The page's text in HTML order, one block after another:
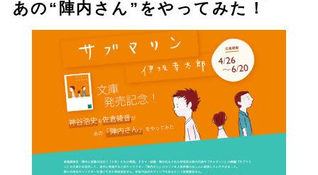
あの“陣内さん”をやってみた！